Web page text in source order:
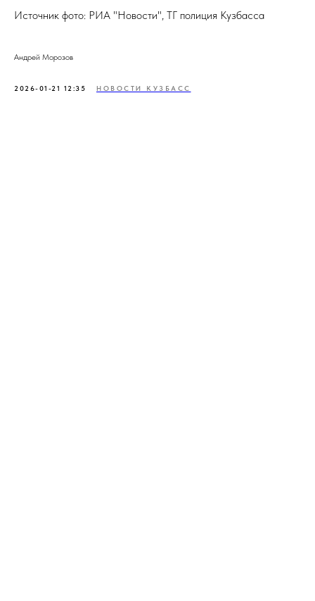
Источник фото: РИА "Новости", ТГ полиция Кузбасса
Андрей Морозов
2026-01-21 12:35 НОВОСТИ КУЗБАСС